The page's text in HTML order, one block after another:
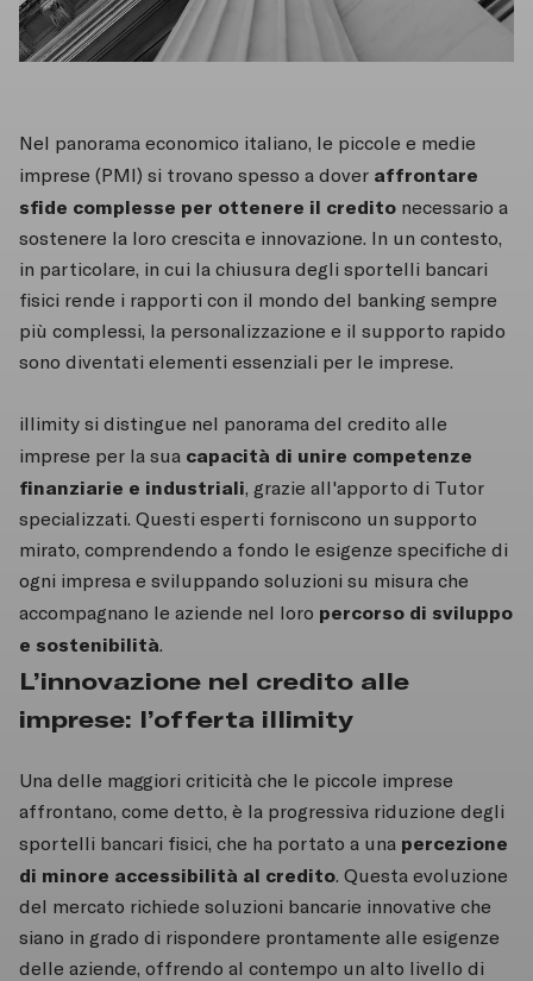
Nel panorama economico italiano, le piccole e medie
imprese (PMI) si trovano spesso a dover affrontare
sfide complesse per ottenere il credito necessario a
sostenere la loro crescita e innovazione. In un contesto,
in particolare, in cui la chiusura degli sportelli bancari
fisici rende i rapporti con il mondo del banking sempre
più complessi, la personalizzazione e il supporto rapido
sono diventati elementi essenziali per le imprese.
illimity si distingue nel panorama del credito alle
imprese per la sua capacità di unire competenze
finanziarie e industriali, grazie all'apporto di Tutor
specializzati. Questi esperti forniscono un supporto
mirato, comprendendo a fondo le esigenze specifiche di
ogni impresa e sviluppando soluzioni su misura che
accompagnano le aziende nel loro percorso di sviluppo
e sostenibilità.
L’innovazione nel credito alle
imprese: l’offerta illimity
Una delle maggiori criticità che le piccole imprese
affrontano, come detto, è la progressiva riduzione degli
sportelli bancari fisici, che ha portato a una percezione
di minore accessibilità al credito. Questa evoluzione
del mercato richiede soluzioni bancarie innovative che
siano in grado di rispondere prontamente alle esigenze
delle aziende, offrendo al contempo un alto livello di